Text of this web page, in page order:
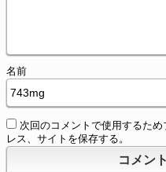
名前
次回のコメントで使用するた
レス、サイトを保存する。